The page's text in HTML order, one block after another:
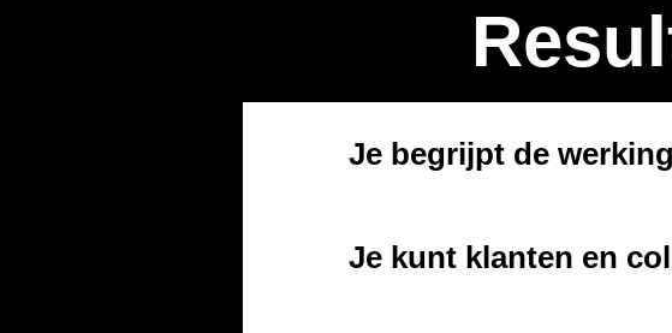
Je begrijpt de
Je kunt klanten en